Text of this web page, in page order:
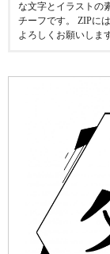
な文字とイラストの
チーフです。 ZIPに
よろしくお願いします